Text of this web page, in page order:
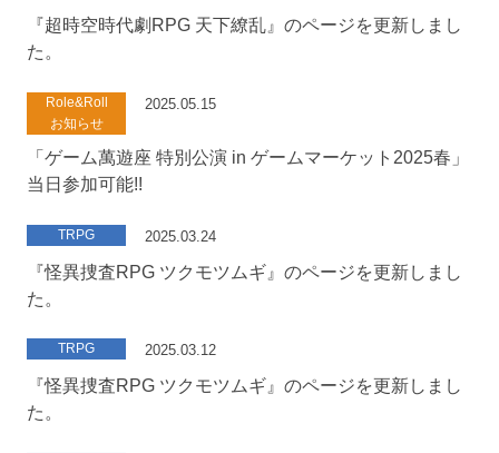
『超時空時代劇RPG 天下繚乱』のページを更新しまし
た。
Role&Roll
お知らせ
2025.05.15
「ゲーム萬遊座 特別公演 in ゲームマーケット2025春」
当日参加可能!!
TRPG 2025.03.24
『怪異捜査RPG ツクモツムギ』のページを更新しまし
た。
TRPG 2025.03.12
『怪異捜査RPG ツクモツムギ』のページを更新しまし
た。